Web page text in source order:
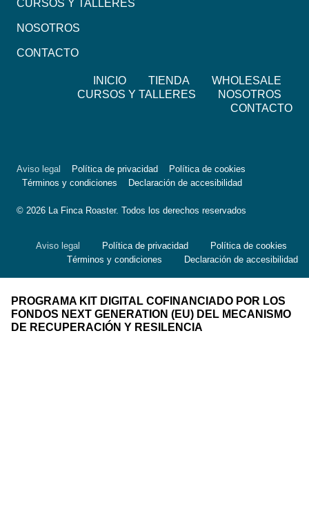
CURSOS Y TALLERES
NOSOTROS
CONTACTO
INICIO TIENDA
WHOLESALE
CURSOS Y TALLERES
NOSOTROS
CONTACTO
Aviso legal Política de privacidad
Política de cookies
Términos y condiciones
Declaración de accesibilidad
© 2026 La Finca Roaster. Todos los derechos reservados
Aviso legal Política de privacidad
Política de cookies
Términos y condiciones
Declaración de accesibilidad
PROGRAMA KIT DIGITAL COFINANCIADO POR LOS
FONDOS NEXT GENERATION (EU) DEL MECANISMO
DE RECUPERACIÓN Y RESILENCIA